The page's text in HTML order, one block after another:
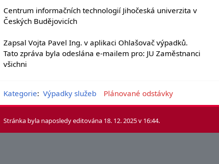
Centrum informačních technologií Jihočeská univerzita v
Českých Budějovicích
Zapsal Vojta Pavel Ing. v aplikaci Ohlašovač výpadků.
Tato zpráva byla odeslána e-mailem pro: JU Zaměstnanci
všichni
Kategorie: Výpadky služeb Plánované odstávky
Stránka byla naposledy editována 18. 12. 2025 v 16:44.